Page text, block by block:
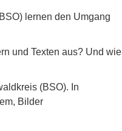
lernen den Umgang
und Texten aus? Und wie
(BSO). In
Bilder